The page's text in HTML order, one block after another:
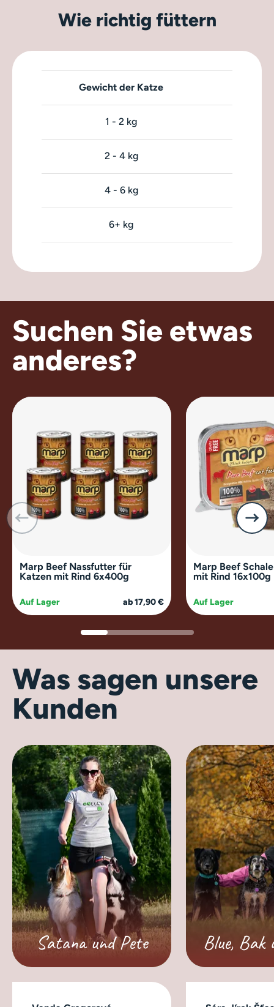
Wie richtig füttern
Gewicht der Katze
1 - 2 kg
2 - 4 kg
4 - 6 kg
6+ kg
Suchen Sie etwas
anderes?
Marp Beef Nassfutter für
Katzen mit Rind 6x400g
Auf Lager ab 17,90 €
Marp Beef
mit Rind 16x100g
Auf Lager
Was sagen unsere
Kunden
Satana und Pete Blue, Bak